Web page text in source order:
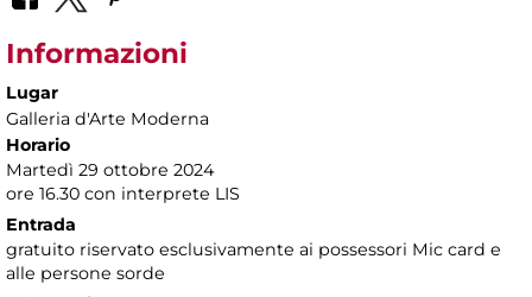
Informazioni
Lugar
Galleria d'Arte Moderna
Horario
Martedì 29 ottobre 2024
ore 16.30 con interprete LIS
Entrada
gratuito riservato esclusivamente ai possessori Mic card e
alle persone sorde